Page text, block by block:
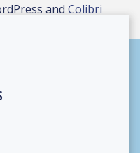
andColibri